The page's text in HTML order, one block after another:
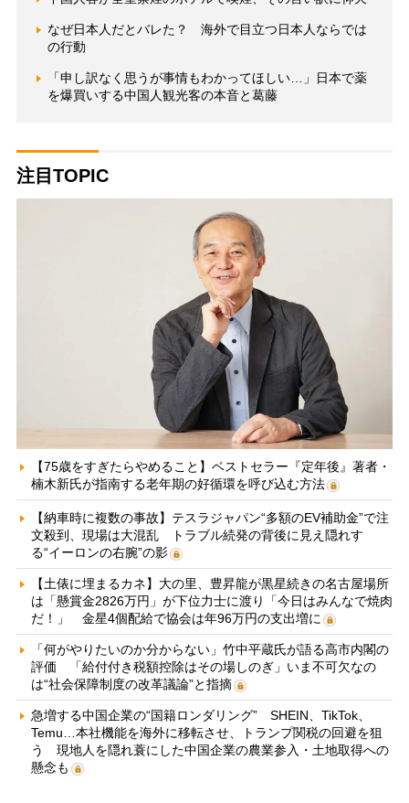
なぜ日本人だとバレた？ 海外で目立つ日本人ならでは
の行動
「申し訳なく思うが事情もわかってほしい…」日本で薬
を爆買いする中国人観光客の本音と葛藤
注目TOPIC
【75歳をすぎたらやめること】ベストセラー『定年後』著者・
楠木新氏が指南する老年期の好循環を呼び込む方法
【納車時に複数の事故】テスラジャパン“多額のEV補助金”で注
文殺到、現場は大混乱 トラブル続発の背後に見え隠れす
る“イーロンの右腕”の影
【土俵に埋まるカネ】大の里、豊昇龍が黒星続きの名古屋場所
は「懸賞金2826万円」が下位力士に渡り「今日はみんなで焼肉
だ！」 金星4個配給で協会は年96万円の支出増に
「何がやりたいのか分からない」竹中平蔵氏が語る高市内閣の
評価 「給付付き税額控除はその場しのぎ」いま不可欠なの
は“社会保障制度の改革議論”と指摘
急増する中国企業の“国籍ロンダリング” SHEIN、TikTok、
Temu…本社機能を海外に移転させ、トランプ関税の回避を狙
う 現地人を隠れ蓑にした中国企業の農業参入・土地取得への
懸念も